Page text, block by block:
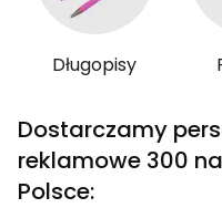
Długopisy
Dostarczamy
reklamowe 300
Polsce: